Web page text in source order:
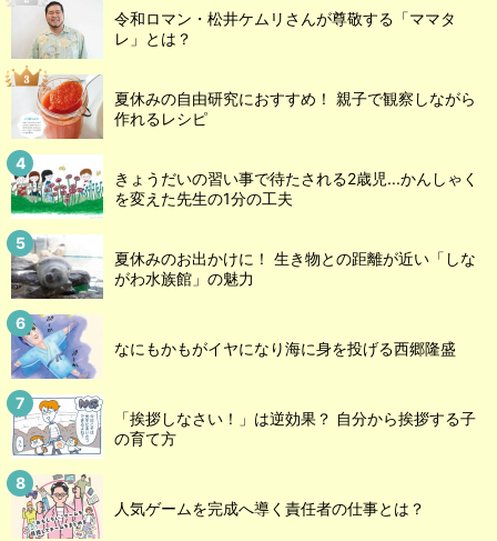
令和ロマン・松井ケムリさんが尊敬する「ママタ
レ」とは？
夏休みの自由研究におすすめ！ 親子で観察しながら
作れるレシピ
きょうだいの習い事で待たされる2歳児...かんしゃく
を変えた先生の1分の工夫
夏休みのお出かけに！ 生き物との距離が近い「しな
がわ水族館」の魅力
なにもかもがイヤになり海に身を投げる西郷隆盛
「挨拶しなさい！」は逆効果？ 自分から挨拶する子
の育て方
人気ゲームを完成へ導く責任者の仕事とは？